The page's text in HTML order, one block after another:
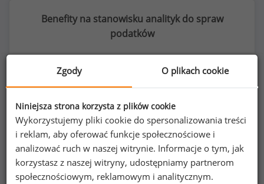
Benefity na stanowisku analityk do spraw
podatków
68%
karnety na siłownie i do klubów fitness
Zgody O plikach cookie
Niniejsza strona korzysta z plików cookie
Wykorzystujemy pliki cookie do spersonalizowania treści
i reklam, aby oferować funkcje społecznościowe i
analizować ruch w naszej witrynie. Informacje o tym, jak
korzystasz z naszej witryny, udostępniamy partnerom
społecznościowym, reklamowym i analitycznym.